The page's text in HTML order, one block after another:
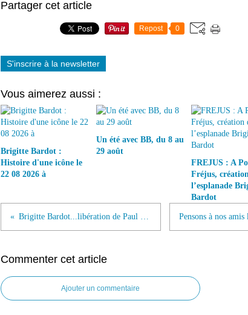
Partager cet article
Repost 0
S'inscrire à la newsletter
Vous aimerez aussi :
Brigitte Bardot :
Histoire d'une icône le
22 08 2026 à
Un été avec BB, du 8 au
29 août
FREJUS : A
Fréjus,
l’esplanade
Bardot
Brigitte Bardot...libération de Paul Watson
Commenter cet article
Ajouter un commentaire